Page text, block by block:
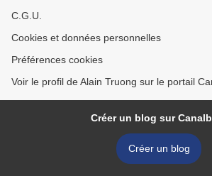
C.G.U.
Cookies et données personnelles
Préférences cookies
Voir le profil de Alain Truong sur le portail
Créer un blog sur
Créer un blog